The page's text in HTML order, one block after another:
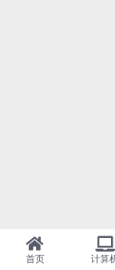
首页 计算